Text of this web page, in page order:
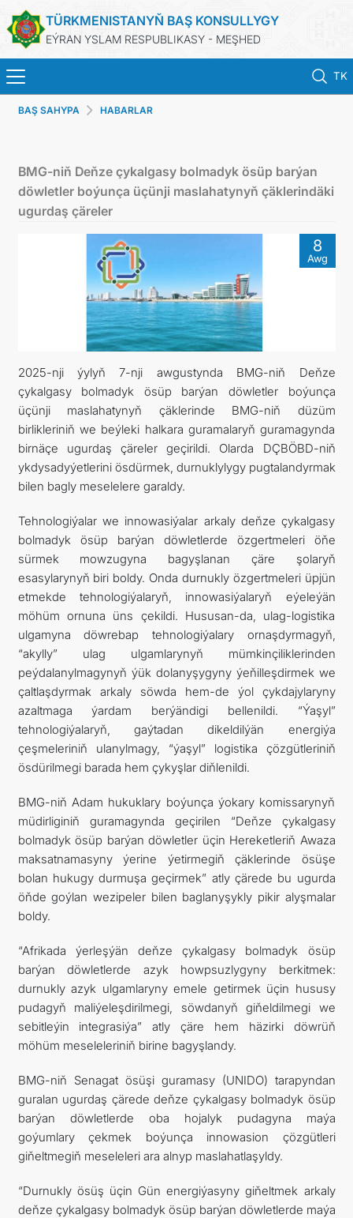
TÜRKMENISTANYŇ BAŞ KONSULLYGY
EÝRAN YSLAM RESPUBLIKASY - MEŞHED
TK
TURKMENISTAN
CONSULAR SERVICES
MFA
CONTACT US
BAŞ SAHYPA HABARLAR
BMG-niň Deňze çykalgasy bolmadyk ösüp barýan
döwletler boýunça üçünji maslahatynyň çäklerindäki
ugurdaş çäreler
8
Awg
2025-nji ýylyň 7-nji awgustynda BMG-niň Deňze
çykalgasy bolmadyk ösüp barýan döwletler boýunça
üçünji maslahatynyň çäklerinde BMG-niň düzüm
birlikleriniň we beýleki halkara guramalaryň guramagynda
birnäçe ugurdaş çäreler geçirildi. Olarda DÇBÖBD-niň
ykdysadyýetlerini ösdürmek, durnuklylygy pugtalandyrmak
bilen bagly meselelere garaldy.
Tehnologiýalar we innowasiýalar arkaly deňze çykalgasy
bolmadyk ösüp barýan döwletlerde özgertmeleri öňe
sürmek mowzugyna bagyşlanan çäre şolaryň
esasylarynyň biri boldy. Onda durnukly özgertmeleri üpjün
etmekde tehnologiýalaryň, innowasiýalaryň eýeleýän
möhüm ornuna üns çekildi. Hususan-da, ulag-logistika
ulgamyna döwrebap tehnologiýalary ornaşdyrmagyň,
“akylly” ulag ulgamlarynyň mümkinçiliklerinden
peýdalanylmagynyň ýük dolanyşygyny ýeňilleşdirmek we
çaltlaşdyrmak arkaly söwda hem-de ýol çykdajylaryny
azaltmaga ýardam berýändigi bellenildi. “Ýaşyl”
tehnologiýalaryň, gaýtadan dikeldilýän energiýa
çeşmeleriniň ulanylmagy, “ýaşyl” logistika çözgütleriniň
ösdürilmegi barada hem çykyşlar diňlenildi.
BMG-niň Adam hukuklary boýunça ýokary komissarynyň
müdirliginiň guramagynda geçirilen “Deňze çykalgasy
bolmadyk ösüp barýan döwletler üçin Hereketleriň Awaza
maksatnamasyny ýerine ýetirmegiň çäklerinde ösüşe
bolan hukugy durmuşa geçirmek” atly çärede bu ugurda
öňde goýlan wezipeler bilen baglanyşykly pikir alyşmalar
boldy.
“Afrikada ýerleşýän deňze çykalgasy bolmadyk ösüp
barýan döwletlerde azyk howpsuzlygyny berkitmek:
durnukly azyk ulgamlaryny emele getirmek üçin hususy
pudagyň maliýeleşdirilmegi, söwdanyň giňeldilmegi we
sebitleýin integrasiýa” atly çäre hem häzirki döwrüň
möhüm meseleleriniň birine bagyşlandy.
BMG-niň Senagat ösüşi guramasy (UNIDO) tarapyndan
guralan ugurdaş çärede deňze çykalgasy bolmadyk ösüp
barýan döwletlerde oba hojalyk pudagyna maýa
goýumlary çekmek boýunça innowasion çözgütleri
giňeltmegiň meseleleri ara alnyp maslahatlaşyldy.
“Durnukly ösüş üçin Gün energiýasyny giňeltmek arkaly
deňze çykalgasy bolmadyk ösüp barýan döwletlerde maýa